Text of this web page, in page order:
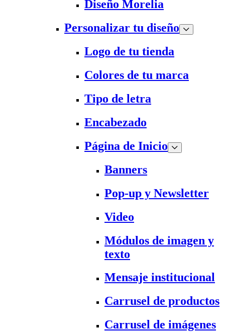
Diseño Morelia
Personalizar tu diseño
Logo de tu tienda
Colores de tu marca
Tipo de letra
Encabezado
Página de Inicio
Banners
Pop-up y Newsletter
Video
Módulos de imagen y
texto
Mensaje institucional
Carrusel de productos
Carrusel de imágenes